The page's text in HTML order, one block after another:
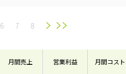
6 7 8
月間売上 営業利益 月間コスト